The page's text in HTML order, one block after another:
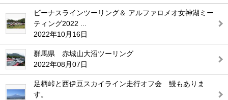
ビーナスラインツーリング＆ アルファロメオ女神湖ミー
ティング2022 ...
2022年10月16日
群馬県 赤城山大沼ツーリング
2022年08月07日
足柄峠と西伊豆スカイライン走行オフ会 鰻もありま
す。